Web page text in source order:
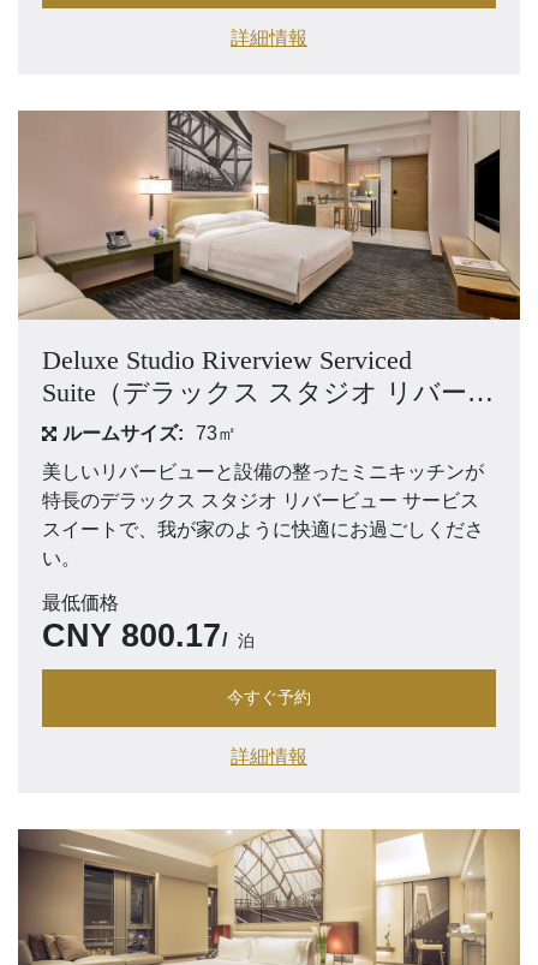
詳細情報
Deluxe Studio Riverview Serviced
Suite（デラックス スタジオ リバービ
ュー サービススイート）
ルームサイズ:
73㎡
美しいリバービューと設備の整ったミニキッチンが
特長のデラックス スタジオ リバービュー サービス
スイートで、我が家のように快適にお過ごしくださ
い。
最低価格
CNY 800.17 泊
今すぐ予約
詳細情報